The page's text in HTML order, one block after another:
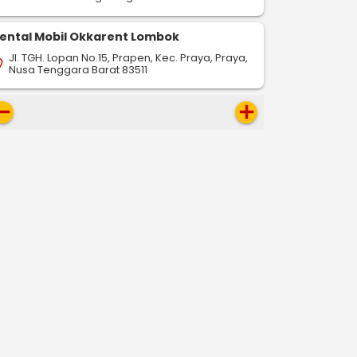
Mobil Okkarent Lombok
Jl. TGH. Lopan No.15, Prapen, Kec. Praya, Praya,
Nusa Tenggara Barat 83511
add